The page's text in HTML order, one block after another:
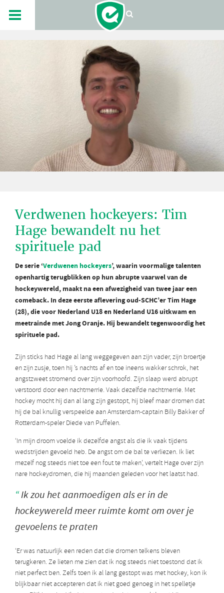
Verdwenen hockeyers: Tim
Hage bewandelt nu het
spirituele pad
De serie ‘Verdwenen hockeyers’, waarin voormalige talenten
openhartig terugblikken op hun abrupte vaarwel van de
hockeywereld, maakt na een afwezigheid van twee jaar een
comeback. In deze eerste aflevering oud-SCHC’er Tim Hage
(28), die voor Nederland U18 en Nederland U16 uitkwamen
meetrainde met Jong Oranje. Hij bewandelt tegenwoordig het
spirituele pad.
Zijn sticks had Hage al lang weggegeven aan zijn vader, zijn broertje
en zijn zusje, toen hij ’s nachts af en toe ineens wakker schrok, het
angstzweet stromend over zijn voorhoofd. Zijn slaap werd abrupt
verstoord door een nachtmerrie. Vaak dezelfde nachtmerrie. Met
hockey mocht hij dan al lang zijn gestopt, hij bleef maar dromen dat
hij de bal knullig verspeelde aan Amsterdam-captain Billy Bakker of
Rotterdam-speler Diede van Puffelen.
‘In mijn droom voelde ik dezelfde angst als die ik vaak tijdens
wedstrijden gevoeld heb. De angst om de bal te verliezen. Ik liet
mezelf nog steeds niet toe een fout te maken’, vertelt Hage over zijn
nare hockeydromen, die hij maanden geleden voor het laatst had.
Ik zou het aanmoedigen als er in de
hockeywereld meer ruimte komt om over je
gevoelens te praten
‘Er was natuurlijk een reden dat die dromen telkens bleven
terugkeren. Ze lieten me zien dat ik nog steeds niet toestond dat ik
niet perfect ben. Zelfs toen ik al lang gestopt was met hockey, kon ik
blijkbaar niet accepteren dat ik niet goed genoeg in het spelletje